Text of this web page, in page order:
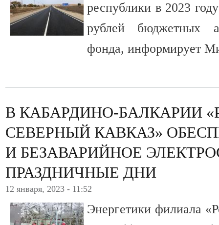
республики в 2023
рублей бюджетных
фонда, информирует
В КАБАРДИНО-БАЛКАРИИ
СЕВЕРНЫЙ КАВКАЗ»
И БЕЗАВАРИЙНОЕ
ПРАЗДНИЧНЫЕ ДНИ
12 января, 2023 - 11:52
Энергетики филиала